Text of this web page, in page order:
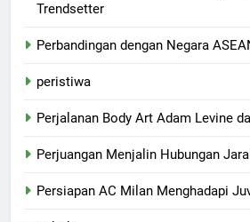
Trendsetter
Perbandingan dengan Negara
peristiwa
Perjalanan Body Art Adam Levine
Perjuangan Menjalin Hubungan
Persiapan AC Milan Menghadapi